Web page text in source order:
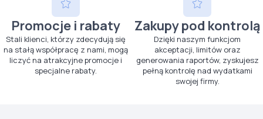
Promocje i rabaty
Stali klienci, którzy zdecydują się
na stałą współpracę z nami, mogą
liczyć na atrakcyjne promocje i
specjalne rabaty.
Zakupy pod kontrolą
Dzięki naszym funkcjom
akceptacji, limitów oraz
generowania raportów, zyskujesz
pełną kontrolę nad wydatkami
swojej firmy.